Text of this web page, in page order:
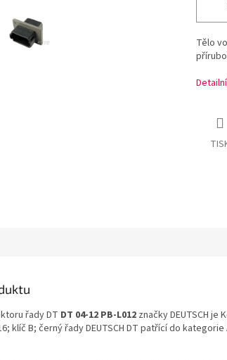
Tělo
řady DT DT 04-12 PB-L012 značky DEUTSCH je
klíč B; černý řady DEUTSCH DT patřící do